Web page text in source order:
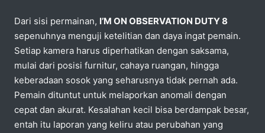
Dari sisi permainan, I’M ON OBSERVATION DUTY 8
sepenuhnya menguji ketelitian dan daya ingat pemain.
Setiap kamera harus diperhatikan dengan saksama,
mulai dari posisi furnitur, cahaya ruangan, hingga
keberadaan sosok yang seharusnya tidak pernah ada.
Pemain dituntut untuk melaporkan anomali dengan
cepat dan akurat. Kesalahan kecil bisa berdampak besar,
entah itu laporan yang keliru atau perubahan yang